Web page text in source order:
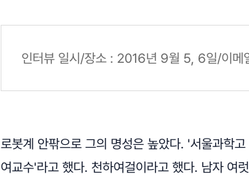
인터뷰 일시/장소 : 2016년 9월 5, 6일/이메
로봇계 안팎으로 그의 명성은 높았다. '서울과학
여교수'라고 했다. 천하여걸이라고 했다. 남자 여